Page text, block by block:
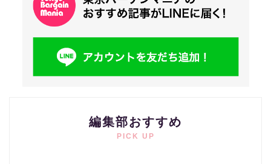
編集部おすすめ
PICK UP